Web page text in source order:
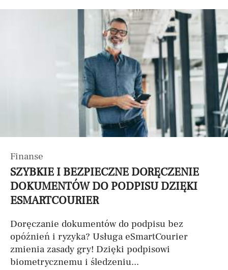
Finanse
SZYBKIE I BEZPIECZNE DORĘCZENIE
DOKUMENTÓW DO PODPISU DZIĘKI
ESMARTCOURIER
Doręczanie dokumentów do podpisu bez
opóźnień i ryzyka? Usługa eSmartCourier
zmienia zasady gry! Dzięki podpisowi
biometrycznemu i śledzeniu...